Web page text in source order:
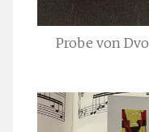
Probe von